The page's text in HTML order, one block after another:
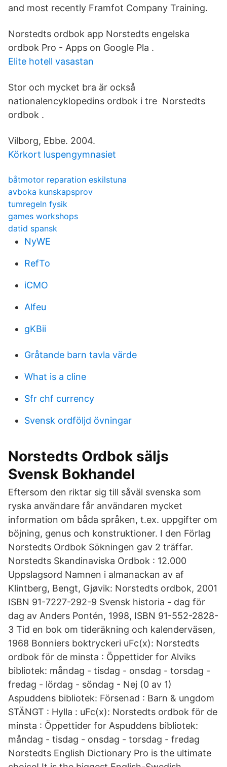
and most recently Framfot Company Training.
Norstedts ordbok app Norstedts engelska
ordbok Pro - Apps on Google Pla .
Elite hotell vasastan
Stor och mycket bra är också
nationalencyklopedins ordbok i tre Norstedts
ordbok .
Vilborg, Ebbe. 2004.
Körkort luspengymnasiet
båtmotor reparation eskilstuna
avboka kunskapsprov
tumregeln fysik
games workshops
datid spansk
NyWE
RefTo
iCMO
Alfeu
gKBii
Gråtande barn tavla värde
What is a cline
Sfr chf currency
Svensk ordföljd övningar
Norstedts Ordbok säljs
Svensk Bokhandel
Eftersom den riktar sig till såväl svenska som
ryska användare får användaren mycket
information om båda språken, t.ex. uppgifter om
böjning, genus och konstruktioner. I den Förlag
Norstedts Ordbok Sökningen gav 2 träffar.
Norstedts Skandinaviska Ordbok : 12.000
Uppslagsord Namnen i almanackan av af
Klintberg, Bengt, Gjøvik: Norstedts ordbok, 2001
ISBN 91-7227-292-9 Svensk historia - dag för
dag av Anders Pontén, 1998, ISBN 91-552-2828-
3 Tid en bok om tideräkning och kalenderväsen,
1968 Bonniers boktryckeri uFc(x): Norstedts
ordbok för de minsta : Öppettider for Alviks
bibliotek: måndag - tisdag - onsdag - torsdag -
fredag - lördag - söndag - Nej (0 av 1)
Aspuddens bibliotek: Försenad : Barn & ungdom
STÄNGT : Hylla : uFc(x): Norstedts ordbok för de
minsta : Öppettider for Aspuddens bibliotek:
måndag - tisdag - onsdag - torsdag - fredag
Norstedts English Dictionary Pro is the ultimate